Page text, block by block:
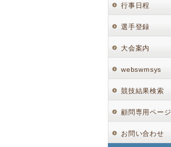
行事日程
選手登録
大会案内
webswmsys
競技結果検索
顧問専用ページ
お問い合わせ